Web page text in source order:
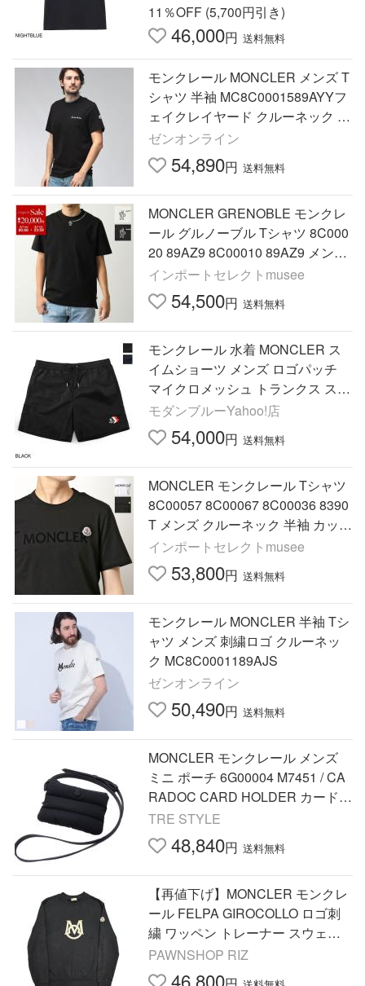
11％OFF (5,700円引き)
46,000円 送料無料
モンクレール MONCLER メンズ T
シャツ 半袖 MC8C0001589AYYフ
ェイクレイヤード クルーネック カ
ットソー ブランド トップス コッ
トン 春 夏
ゼンオンライン
54,890円 送料無料
MONCLER GRENOBLE モンクレ
ール グルノーブル Tシャツ 8C000
20 89AZ9 8C00010 89AZ9 メンズ
半袖 カットソー コットン クルー
ネック ロゴ 8C00020 89AZ9999
インポートセレクトmusee
54,500円 送料無料
モンクレール 水着 MONCLER ス
イムショーツ メンズ ロゴパッチ
マイクロメッシュ トランクス スイ
ムウェア
モダンブルーYahoo!店
54,000円 送料無料
MONCLER モンクレール Tシャツ
8C00057 8C00067 8C00036 8390
T メンズ クルーネック 半袖 カット
ソー フロッキープリント ロゴT ア
イコンパッチ カラー2色
インポートセレクトmusee
53,800円 送料無料
モンクレール MONCLER 半袖 Tシ
ャツ メンズ 刺繍ロゴ クルーネッ
ク MC8C0001189AJS
ゼンオンライン
50,490円 送料無料
MONCLER モンクレール メンズ
ミニ ポーチ 6G00004 M7451 / CA
RADOC CARD HOLDER カードホ
ルダー ブラック
TRE STYLE
48,840円 送料無料
【再値下げ】MONCLER モンクレ
ール FELPA GIROCOLLO ロゴ刺
繍 ワッペン トレーナー スウェッ
ト I20918G00001 M コットン ブラ
ック 中古
PAWNSHOP RIZ
46,800